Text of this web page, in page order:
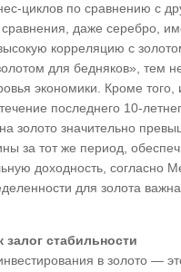
циклов по сравнению с
даже серебро,
корреляцию с
для бедняков», тем
экономики. Кроме того,
последнего 10-
золото значительно
за тот же период,
доходность, согласно
для золота
залог стабильности
в золото —